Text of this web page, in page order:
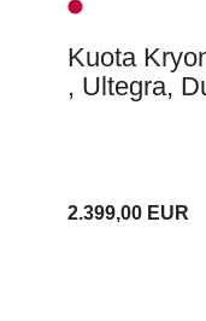
Kuota
, Ultegra,
2.399,00 EUR